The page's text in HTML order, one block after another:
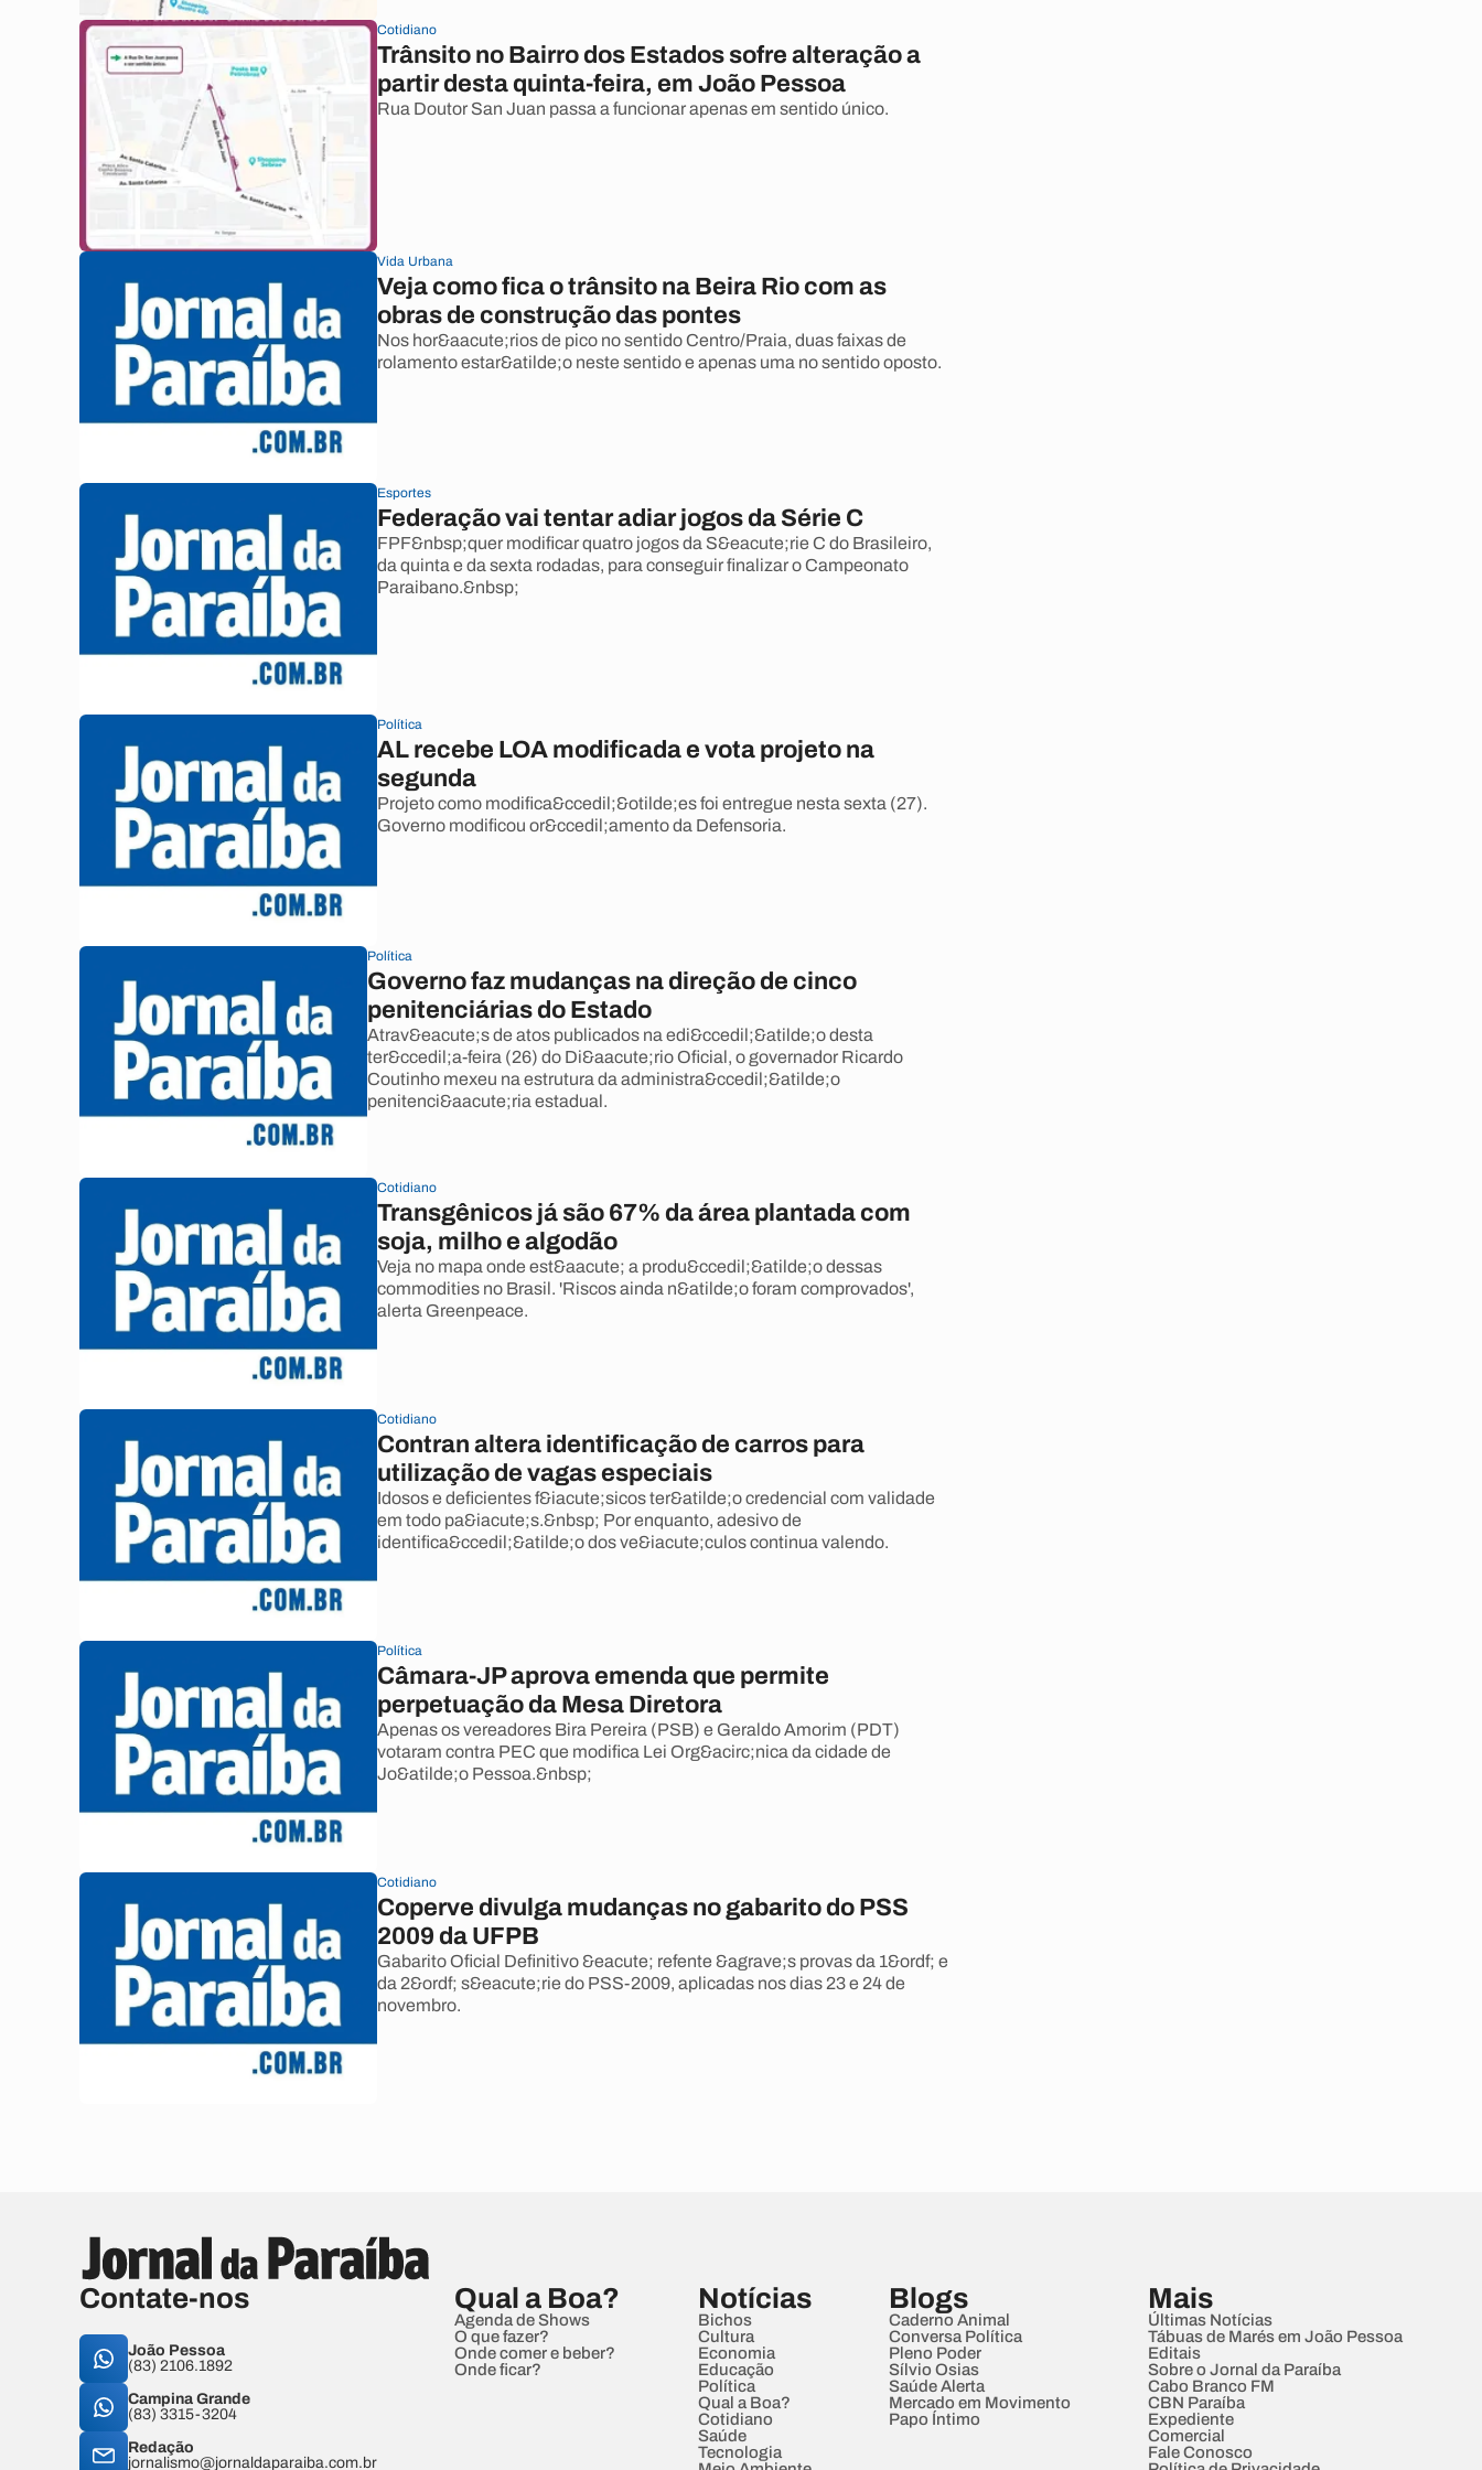
Cotidiano
Trânsito no Bairro dos Estados sofre alteração a
partir desta quinta-feira, em João Pessoa
Rua Doutor San Juan passa a funcionar apenas em sentido único.
Vida Urbana
Veja como fica o trânsito na Beira Rio com as
obras de construção das pontes
Nos hor&aacute;rios de pico no sentido Centro/Praia, duas faixas de
rolamento estar&atilde;o neste sentido e apenas uma no sentido oposto.
Esportes
Federação vai tentar adiar jogos da Série C
FPF&nbsp;quer modificar quatro jogos da S&eacute;rie C do Brasileiro,
da quinta e da sexta rodadas, para conseguir finalizar o Campeonato
Paraibano.&nbsp;
Política
AL recebe LOA modificada e vota projeto na
segunda
Projeto como modifica&ccedil;&otilde;es foi entregue nesta sexta (27).
Governo modificou or&ccedil;amento da Defensoria.
Política
Governo faz mudanças na direção de cinco
penitenciárias do Estado
Atrav&eacute;s de atos publicados na edi&ccedil;&atilde;o desta
ter&ccedil;a-feira (26) do Di&aacute;rio Oficial, o governador Ricardo
Coutinho mexeu na estrutura da administra&ccedil;&atilde;o
penitenci&aacute;ria estadual.
Cotidiano
Transgênicos já são 67% da área plantada com
soja, milho e algodão
Veja no mapa onde est&aacute; a produ&ccedil;&atilde;o dessas
commodities no Brasil. 'Riscos ainda n&atilde;o foram comprovados',
alerta Greenpeace.
Cotidiano
Contran altera identificação de carros para
utilização de vagas especiais
Idosos e deficientes f&iacute;sicos ter&atilde;o credencial com validade
em todo pa&iacute;s.&nbsp; Por enquanto, adesivo de
identifica&ccedil;&atilde;o dos ve&iacute;culos continua valendo.
Política
Câmara-JP aprova emenda que permite
perpetuação da Mesa Diretora
Apenas os vereadores Bira Pereira (PSB) e Geraldo Amorim (PDT)
votaram contra PEC que modifica Lei Org&acirc;nica da cidade de
Jo&atilde;o Pessoa.&nbsp;
Cotidiano
Coperve divulga mudanças no gabarito do PSS
2009 da UFPB
Gabarito Oficial Definitivo &eacute; refente &agrave;s provas da 1&ordf; e
da 2&ordf; s&eacute;rie do PSS-2009, aplicadas nos dias 23 e 24 de
novembro.
Contate-nos
João Pessoa
(83) 2106.1892
Campina Grande
(83) 3315-3204
Redação
jornalismo@jornaldaparaiba.com.br
Qual a Boa?
Agenda de Shows
O que fazer?
Onde comer e beber?
Onde ficar?
Notícias
Bichos
Cultura
Economia
Educação
Política
Qual a Boa?
Cotidiano
Saúde
Tecnologia
Blogs
Caderno Animal
Conversa Política
Pleno Poder
Sílvio Osias
Saúde Alerta
Mercado em Movimento
Papo Íntimo
Mais
Últimas Notícias
Tábuas de Marés em João Pessoa
Editais
Sobre o Jornal da Paraíba
Cabo Branco FM
CBN Paraíba
Expediente
Comercial
Fale Conosco